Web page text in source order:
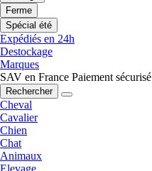
Ferme
Spécial été
Expédiés en 24h
Destockage
Marques
SAV en France Paiement sécurisé
Rechercher
Cheval
Cavalier
Chien
Chat
Animaux